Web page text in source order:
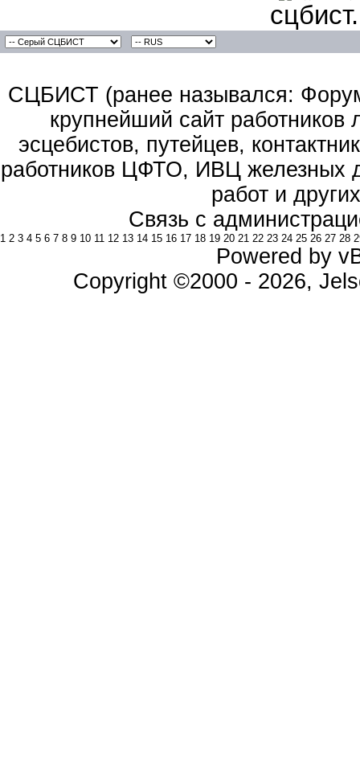
СЦБИСТ (ранее назывался:
крупнейший сайт работников
эсцебистов, путейцев,
работников ЦФТО, ИВЦ железных
работ и
Связь с
1 2 3 4 5 6 7 8 9 10 11 12 13 14 15 16 17 18 19 20 21 22 23 24 25 26 27 28
Powered by
Copyright ©2000 - 2026,